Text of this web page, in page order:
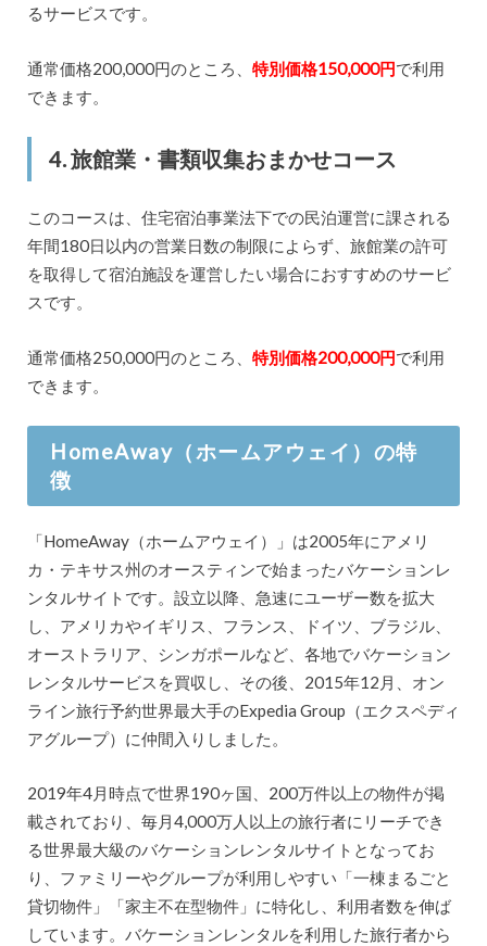
るサービスです。
通常価格200,000円のところ、 特別価格150,000円で利用
できます。
4. 旅館業・書類収集おまかせコース
このコースは、住宅宿泊事業法下での民泊運営に課される
年間180日以内の営業日数の制限によらず、旅館業の許可
を取得して宿泊施設を運営したい場合におすすめのサービ
スです。
通常価格250,000円のところ、 特別価格200,000円で利用
できます。
HomeAway（ホームアウェイ）の特
徴
「HomeAway（ホームアウェイ）」は2005年にアメリ
カ・テキサス州のオースティンで始まったバケーションレ
ンタルサイトです。設立以降、急速にユーザー数を拡大
し、アメリカやイギリス、フランス、ドイツ、ブラジル、
オーストラリア、シンガポールなど、各地でバケーション
レンタルサービスを買収し、その後、2015年12月、オン
ライン旅行予約世界最大手のExpedia Group（エクスペディ
アグループ）に仲間入りしました。
2019年4月時点で世界190ヶ国、200万件以上の物件が掲
載されており、毎月4,000万人以上の旅行者にリーチでき
る世界最大級のバケーションレンタルサイトとなってお
り、ファミリーやグループが利用しやすい「一棟まるごと
貸切物件」「家主不在型物件」に特化し、利用者数を伸ば
しています。バケーションレンタルを利用した旅行者から